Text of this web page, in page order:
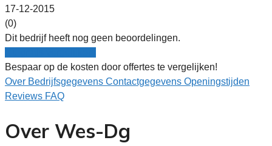
17-12-2015
(0)
Dit bedrijf heeft nog geen beoordelingen.
Bespaar op de kosten door offertes te vergelijken!
Over Bedrijfsgegevens Contactgegevens Openingstijden
Reviews FAQ
Over Wes-Dg